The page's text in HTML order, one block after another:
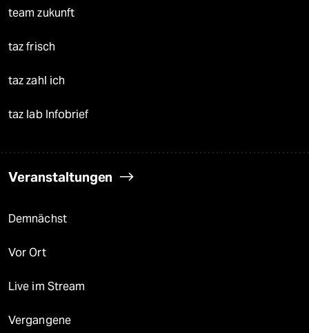
team zukunft
taz frisch
taz zahl ich
taz lab Infobrief
Veranstaltungen
Demnächst
Vor Ort
Live im Stream
Vergangene